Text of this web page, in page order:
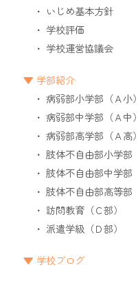
いじめ基本方針
学校評価
学校運営協議会
学部紹介
病弱部小学部（Ａ小）
病弱部中学部（Ａ中）
病弱部高学部（Ａ高）
肢体不自由部小学部
肢体不自由部中学部
肢体不自由部高等部
訪問教育（Ｃ部）
派遣学級（Ｄ部）
学校ブログ